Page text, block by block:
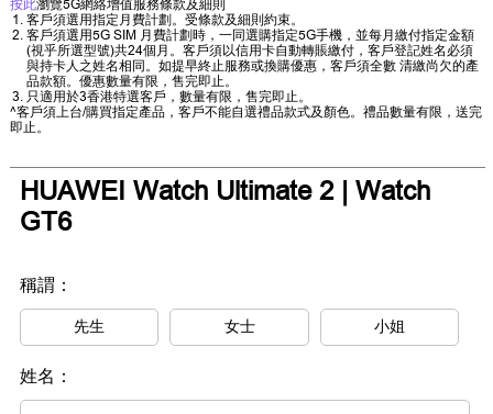
按此瀏覽5G網絡增值服務條款及細則
客戶須選用指定月費計劃。受條款及細則約束。
客戶須選用5G SIM 月費計劃時，一同選購指定5G手機，並每月繳付指定金額
(視乎所選型號)共24個月。客戶須以信用卡自動轉賬繳付，客戶登記姓名必須
與持卡人之姓名相同。如提早終止服務或換購優惠，客戶須全數 清繳尚欠的產
品款額。優惠數量有限，售完即止。
只適用於3香港特選客戶，數量有限，售完即止。
^客戶須上台/購買指定產品，客戶不能自選禮品款式及顏色。禮品數量有限，送完
即止。
HUAWEI Watch Ultimate 2 | Watch
GT6
稱謂：
先生 女士 小姐
姓名：